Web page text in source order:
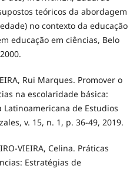
teóricos da abordagem
no contexto da educação
educação em ciências, Belo
Rui Marques. Promover o
na escolaridade básica:
Latinoamericana de Estudios
v. 15, n. 1, p. 36-49, 2019.
VIEIRA, Celina. Práticas
Estratégias de